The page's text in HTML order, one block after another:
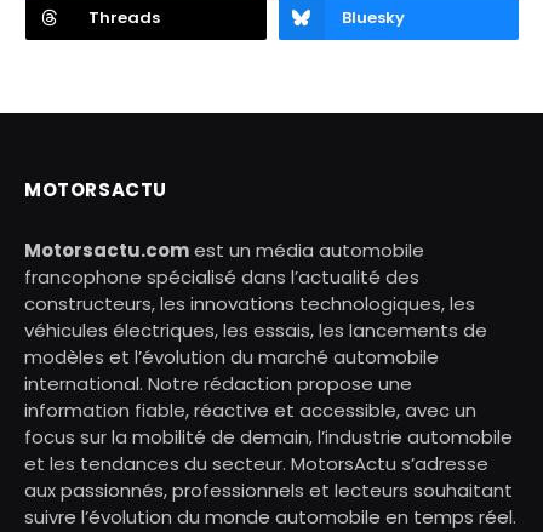
Threads Bluesky
MOTORSACTU
Motorsactu.comest un média automobile
francophone spécialisé dans l’actualité des
constructeurs, les innovations technologiques, les
véhicules électriques, les essais, les lancements de
modèles et l’évolution du marché automobile
international. Notre rédaction propose une
information fiable, réactive et accessible, avec un
focus sur la mobilité de demain, l’industrie automobile
et les tendances du secteur. MotorsActu s’adresse
aux passionnés, professionnels et lecteurs souhaitant
suivre l’évolution du monde automobile en temps réel.